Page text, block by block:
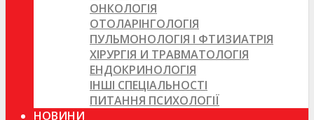
ОНКОЛОГІЯ
ОТОЛАРІНГОЛОГІЯ
ПУЛЬМОНОЛОГІЯ І ФТИЗИАТРІЯ
ХІРУРГІЯ И ТРАВМАТОЛОГІЯ
ЕНДОКРИНОЛОГІЯ
ІНШІ СПЕЦІАЛЬНОСТІ
ПИТАННЯ ПСИХОЛОГІЇ
НОВИНИ